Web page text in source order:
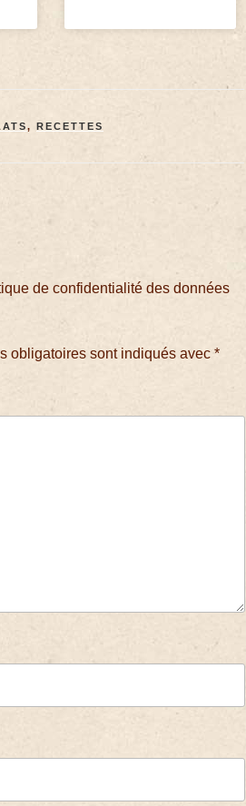
, RECETTES
de confidentialité des données
obligatoires sont indiqués avec*